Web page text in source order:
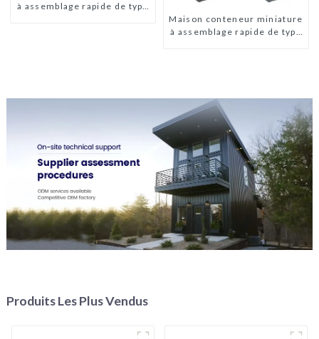
à assemblage rapide de type
Maison conteneur miniature
à assemblage rapide de type
Produits Les Plus Vendus